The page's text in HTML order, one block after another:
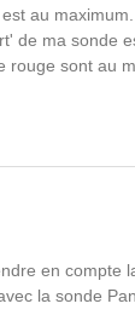
au
de ma sonde
rouge sont au
en compte
la sonde